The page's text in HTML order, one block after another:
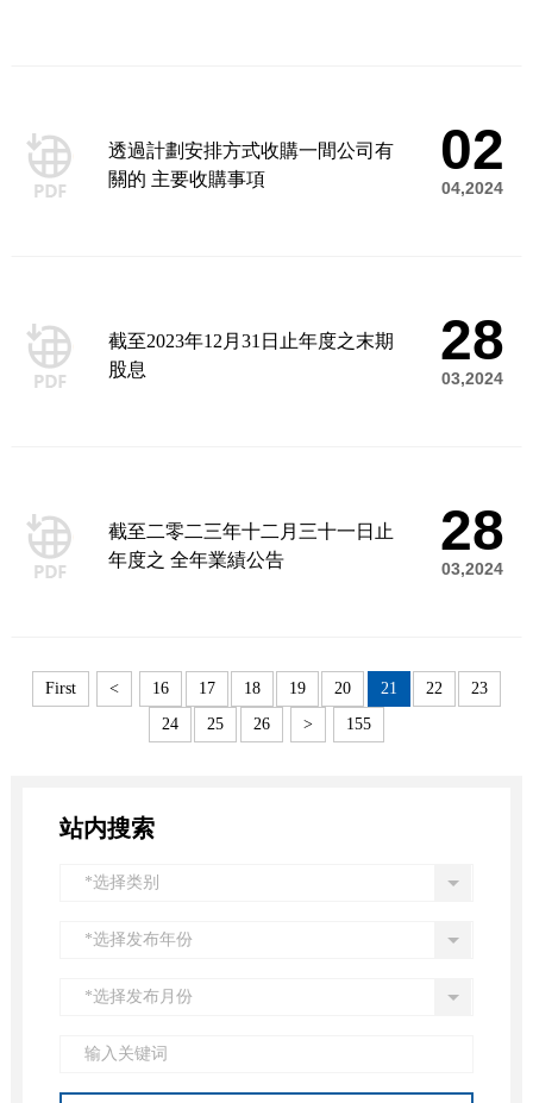
透過計劃安排方式收購一間公司有
關的 主要收購事項
02
04,2024
截至2023年12月31日止年度之末期
股息
28
03,2024
截至二零二三年十二月三十一日止
年度之 全年業績公告
28
03,2024
First < 16 17 18 19 20 21 22
23
24
25 26 > 155
站内搜索